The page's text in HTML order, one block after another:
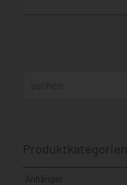
Produktkategorien
Anhänger